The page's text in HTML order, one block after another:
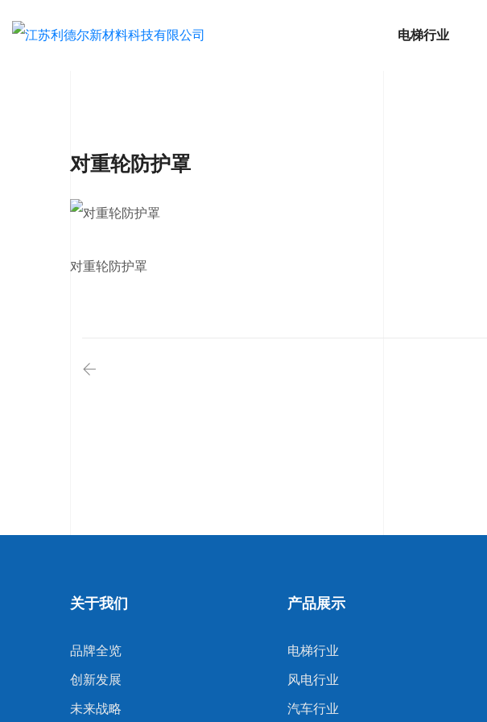
电梯行业
对重轮防护罩
对重轮防护罩
关于我们
品牌全览
创新发展
未来战略
产品展示
电梯行业
风电行业
汽车行业